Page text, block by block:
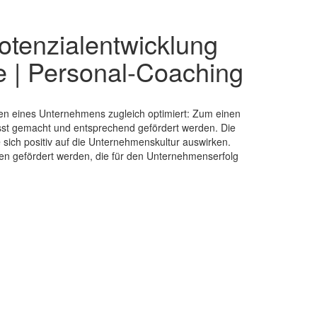
| Personal-Coaching
eines Unternehmens zugleich optimiert: Zum einen
gemacht und entsprechend gefördert werden. Die
positiv auf die Unternehmenskultur auswirken.
gefördert werden, die für den Unternehmenserfolg